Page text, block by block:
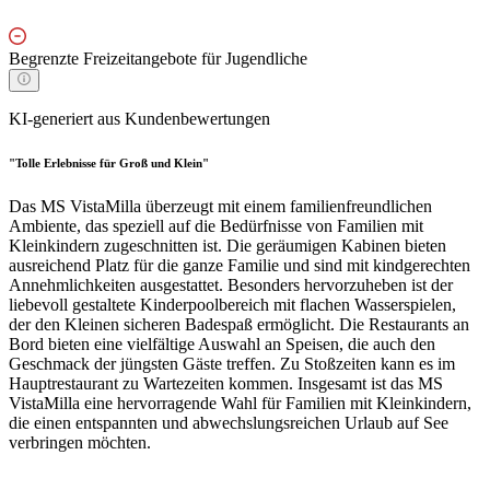
Begrenzte Freizeitangebote für Jugendliche
KI-generiert aus Kundenbewertungen
"Tolle Erlebnisse für Groß und Klein"
Das MS VistaMilla überzeugt mit einem familienfreundlichen
Ambiente, das speziell auf die Bedürfnisse von Familien mit
Kleinkindern zugeschnitten ist. Die geräumigen Kabinen bieten
ausreichend Platz für die ganze Familie und sind mit kindgerechten
Annehmlichkeiten ausgestattet. Besonders hervorzuheben ist der
liebevoll gestaltete Kinderpoolbereich mit flachen Wasserspielen,
der den Kleinen sicheren Badespaß ermöglicht. Die Restaurants an
Bord bieten eine vielfältige Auswahl an Speisen, die auch den
Geschmack der jüngsten Gäste treffen. Zu Stoßzeiten kann es im
Hauptrestaurant zu Wartezeiten kommen. Insgesamt ist das MS
VistaMilla eine hervorragende Wahl für Familien mit Kleinkindern,
die einen entspannten und abwechslungsreichen Urlaub auf See
verbringen möchten.